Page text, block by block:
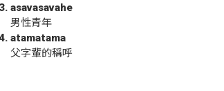
asavasavahe
男性青年
atamatama
父字輩的稱呼